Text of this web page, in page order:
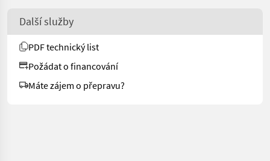
Další služby
PDF technický list
Požádat o financování
Máte zájem o přepravu?